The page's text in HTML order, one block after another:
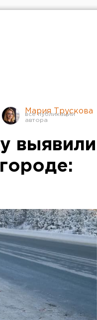
Мария Трускова
выявили